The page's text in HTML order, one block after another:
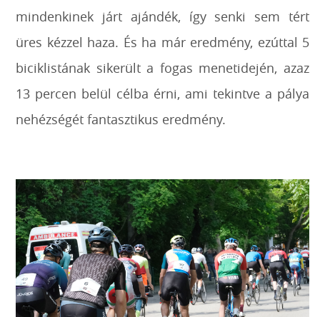
mindenkinek járt ajándék, így senki sem tért
üres kézzel haza. És ha már eredmény, ezúttal 5
biciklistának sikerült a fogas menetidején, azaz
13 percen belül célba érni, ami tekintve a pálya
nehézségét fantasztikus eredmény.